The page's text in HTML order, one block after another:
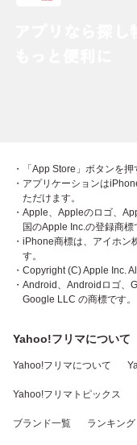
・「App Store」ボタンを
・アプリケーションは
ただけます。
・Apple、Appleのロゴ、
国のApple Inc.の登録商標
・iPhone商標は、アイホン
す。
・Copyright (C) Apple Inc.
・Android、Androidロゴ、
Google LLC の商標です。
Yahoo!フリマについて
Yahoo!フリマについて
Yahoo!フリマトピックス
ブランド一覧 ランキング